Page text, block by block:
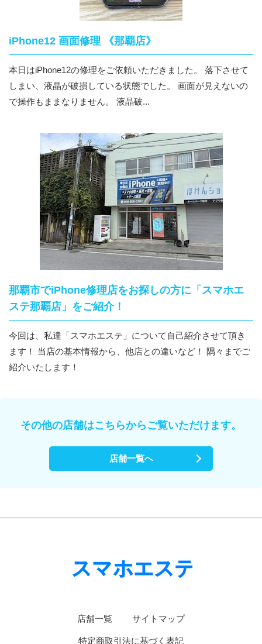
iPhone12 画面修理 《那覇店》
本日はiPhone12の修理をご依頼いただきました。 落下させて
しまい、液晶が破損している状態でした。 画面が見えないの
で操作もままなりません。 液晶破...
那覇市でiPhone修理店をお探しの方に「スマホエ
ステ那覇店」をご紹介！
今回は、私達「スマホエステ」について自己紹介させて頂き
ます！ 当店の基本情報から、他店との違いなど！ 隅々までご
紹介いたします！
その他の店舗はこちらからご覧いただけます。
店舗一覧へ
店舗一覧 サイトマップ
特定商取引法に基づく表記